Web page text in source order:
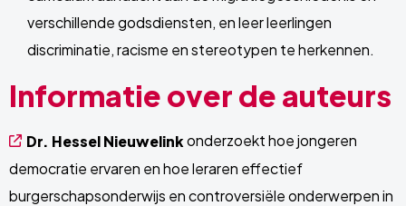
verschillende godsdiensten, en leer leerlingen
discriminatie, racisme en stereotypen te herkennen.
Informatie over de auteurs
Dr. Hessel Nieuwelinkonderzoekt hoe jongeren
democratie ervaren en hoe leraren effectief
burgerschapsonderwijs en controversiële onderwerpen in